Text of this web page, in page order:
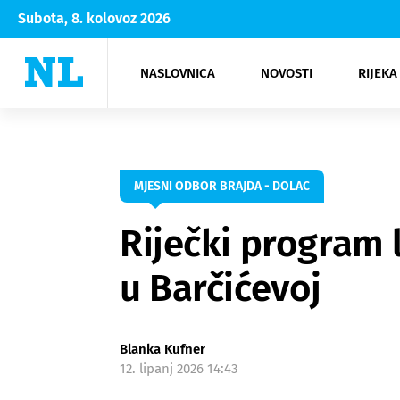
Subota, 8. kolovoz 2026
NASLOVNICA NOVOSTI
Rijeka Opatija
NK
Moda
Kultura
MJESNI ODBOR BRAJDA - DOLAC
Riječki program
u Barčićevoj
Blanka Kufner
12. lipanj 2026 14:43